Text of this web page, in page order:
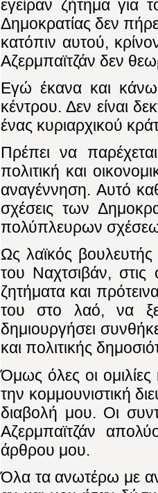
εγείραν ζήτημα
Δημοκρατίας δεν
κατόπιν αυτού,
Αζερμπαϊτζάν δεν
Εγώ έκανα και
κέντρου. Δεν είναι
ένας κυριαρχικού
Πρέπει να
πολιτική και
αναγέννηση. Αυτό
σχέσεις των
πολύπλευρων
Ως λαϊκός
του Ναχτσιβάν,
ζητήματα και
του στο λαό, να
δημιουργήσει
και πολιτικής
Όμως όλες οι ομιλίες
την κομμουνιστική
διαβολή μου. Οι
Αζερμπαϊτζάν
άρθρου μου.
Όλα τα ανωτέρω με